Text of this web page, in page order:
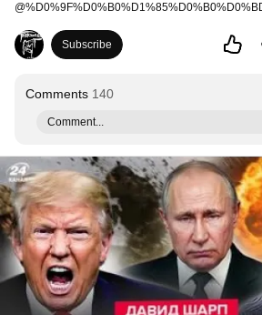
@
Subscribe
Comments 140
Comment...